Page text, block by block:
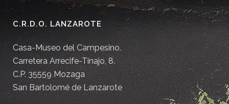
C.R.D.O. LANZAROTE
Casa-Museo del Campesino.
Carretera Arrecife-Tinajo, 8.
C.P. 35559 Mozaga
San Bartolomé de Lanzarote